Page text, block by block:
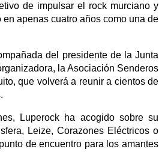
de impulsar el rock murciano y
apenas cuatro años como una de
del presidente de la Junta
la Asociación Senderos
que volverá a reunir a cientos de
Luperock ha acogido sobre su
Leize, Corazones Eléctricos o
de encuentro para los amantes